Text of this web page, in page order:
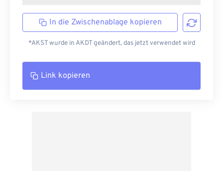
In die Zwischenablage kopieren
*AKST wurde in AKDT geändert, das jetzt verwendet wird
Link kopieren